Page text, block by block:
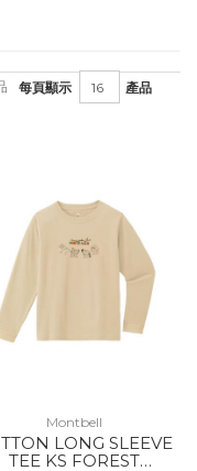
每頁顯示 產品
Montbell
LONG SLEEVE
TEE KS FOREST